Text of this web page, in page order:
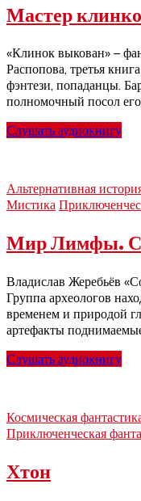
Мастер
«Клинок выкован» –
Распопова, третья
фэнтези, попаданцы.
полномочный посол
Слушать аудиокнигу
Альтернативная
Мистика
Мир Лимфы.
Владислав Жеребьёв
Группа археологов
временем и природой
артефакты
Слушать аудиокнигу
Космическая
Приключенческая
Хтон